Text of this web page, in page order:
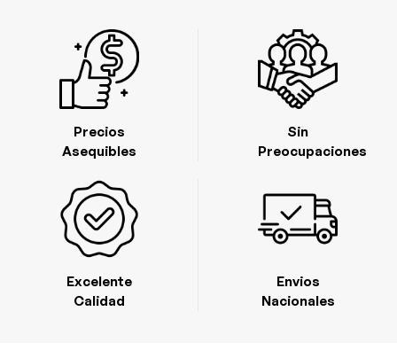
Excelente
Calidad
Precios
Asequibles
Envios
Nacionales
Sin
Preocupaciones